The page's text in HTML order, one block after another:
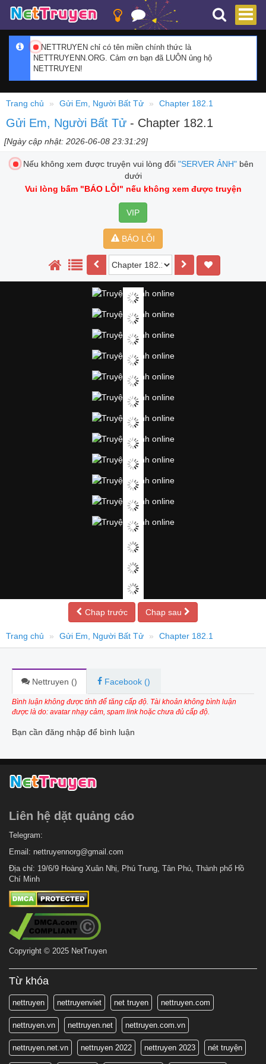
NETTRUYEN chỉ có tên miền chính thức là
NETTRUYENN.ORG. Cảm ơn bạn đã LUÔN ủng hộ
NETTRUYEN!
Trang chủ Gửi Em, Người Bất Tử Chapter 182.1
Gửi Em, Người Bất Tử - Chapter 182.1
[Ngày cập nhật: 2026-06-08 23:31:29]
Nếu không xem được truyện vui lòng đổi "SERVER ẢNH"bên
dưới
Vui lòng bấm "BÁO LỖI" nếu không xem được truyện
VIP
BÁO LỖI
Chap trước Chap sau
Trang chủ Gửi Em, Người Bất Tử Chapter 182.1
Nettruyen () Facebook ()
Bình luận không được tính để tăng cấp độ. Tài khoản không bình luận
được là do: avatar nhạy cảm, spam link hoặc chưa đủ cấp độ.
Bạn cần đăng nhập để bình luận
Liên hệ dặt quảng cáo
Telegram:
Email: nettruyennorg@gmail.com
Địa chỉ: 19/6/9 Hoàng Xuân Nhị, Phú Trung, Tân Phú, Thành phố Hồ
Chí Minh
Copyright © 2025 NetTruyen
Từ khóa
nettruyen nettruyenviet net truyen nettruyen.com
nettruyen.vn nettruyen.net nettruyen.com.vn
nettruyen.net.vn nettruyen 2022 nettruyen 2023 nét truyện